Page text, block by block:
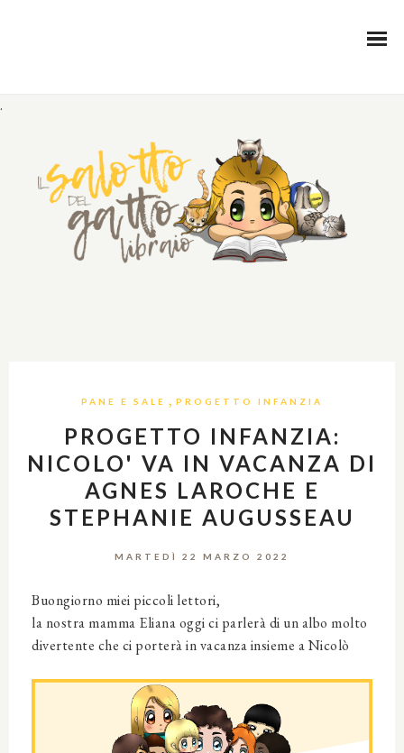
.
PANE E SALE , PROGETTO INFANZIA
PROGETTO INFANZIA:
NICOLO' VA IN VACANZA DI
AGNES LAROCHE E
STEPHANIE AUGUSSEAU
MARTEDÌ 22 MARZO 2022
Buongiorno miei piccoli lettori,
la nostra mamma Eliana oggi ci parlerà di un albo molto
divertente che ci porterà in vacanza insieme a Nicolò